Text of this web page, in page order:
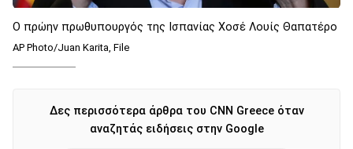
Ο πρώην πρωθυπουργός της Ισπανίας Χοσέ Λουίς Θαπατέρο
AP Photo/Juan Karita, File
Δες περισσότερα άρθρα του CNN Greece όταν
αναζητάς ειδήσεις στην Google